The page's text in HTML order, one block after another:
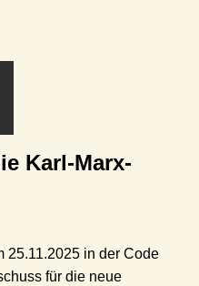
Karl-Marx-
25.11.2025 in der Code
für die neue